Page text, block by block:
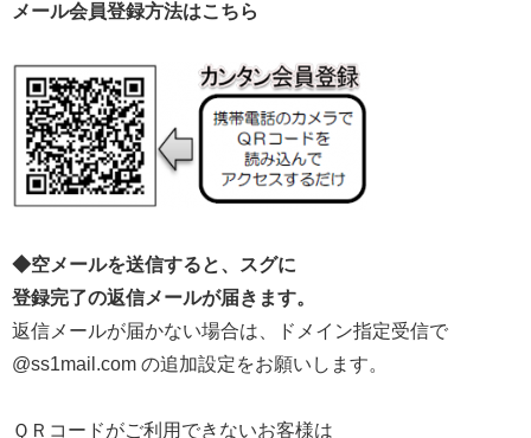
メール会員登録方法はこちら
◆空メールを送信すると、スグに
登録完了の返信メールが届きます。
返信メールが届かない場合は、ドメイン指定受信で
@ss1mail.com の追加設定をお願いします。
ＱＲコードがご利用できないお客様は